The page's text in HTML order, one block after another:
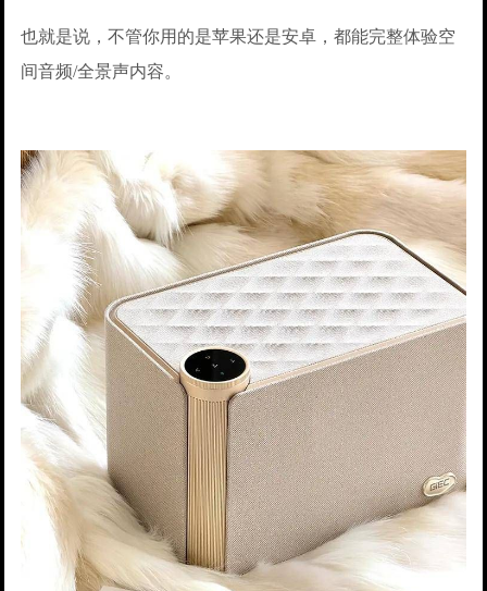
也就是说，不管你用的是苹果还是安卓，都能完整体验空
间音频/全景声内容。